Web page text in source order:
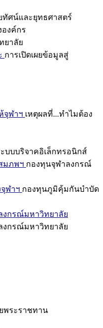
ทัศน์และยุทธศาสตร์
องค์กร
ยาลัย
การเปิดเผยข้อมูลสู่
จุฬาฯ เหตุผลที่...ทำไมต้อง
บบบริจาคอิเล็กทรอนิกส์
มภพฯ กองทุนจุฬาลงกรณ์
ฬาฯ กองทุนภูมิคุ้มกันบำบัด
งกรณ์มหาวิทยาลัย
งกรณ์มหาวิทยาลัย
พระราชทาน